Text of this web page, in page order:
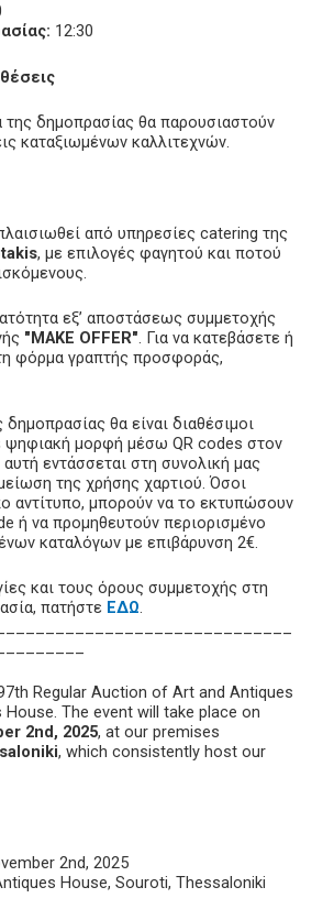
12:30
της δημοπρασίας θα παρουσιαστούν
καταξιωμένων καλλιτεχνών.
από υπηρεσίες catering της
, με επιλογές φαγητού και ποτού
εξ’ αποστάσεως συμμετοχής
"MAKE OFFER". Για να κατεβάσετε ή
φόρμα γραπτής προσφοράς,
δημοπρασίας θα είναι διαθέσιμοι
ψηφιακή μορφή μέσω QR codes στον
εντάσσεται στη συνολική μας
της χρήσης χαρτιού. Όσοι
αντίτυπο, μπορούν να το εκτυπώσουν
ή να προμηθευτούν περιορισμένο
καταλόγων με επιβάρυνση 2€.
και τους όρους συμμετοχής στη
πατήστε ΕΔΩ.
Regular Auction of Art and Antiques
The event will take place on
2nd, 2025, at our premises
, which consistently host our
2nd, 2025
House, Souroti, Thessaloniki